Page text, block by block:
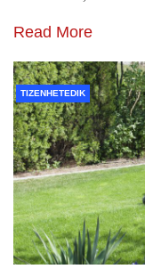
Read More
TIZENHETEDIK